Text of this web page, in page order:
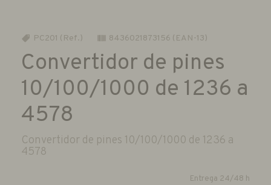
PC201 (Ref.) 8436021873156 (EAN-13)
Convertidor de pines
10/100/1000 de 1236 a
4578
Convertidor de pines 10/100/1000 de 1236 a
4578
Entrega 24/48 h